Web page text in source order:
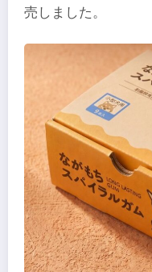
売しました。